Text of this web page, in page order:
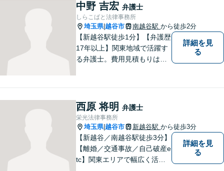
組みます。お困りごとはお気
軽にご相談ください！【法テ
ラス歓迎】
中野 吉宏 弁護士
しらこばと法律事務所
埼玉県|越谷市 南越谷駅 から徒歩2分
【新越谷駅徒歩1分】【弁護歴
17年以上】関東地域で活躍す
る弁護士。費用見積もりは無
最短で納得の解決へと導ける
よう尽力いたします。【駐車
場近く】
詳細を見
る
西原 将明 弁護士
栄光法律事務所
埼玉県|越谷市 新越谷駅 から徒歩3分
【新越谷／南越谷駅徒歩3分】
【離婚／交通事故／自己破産e
tc】関東エリアで幅広く活躍
詳細を見
る